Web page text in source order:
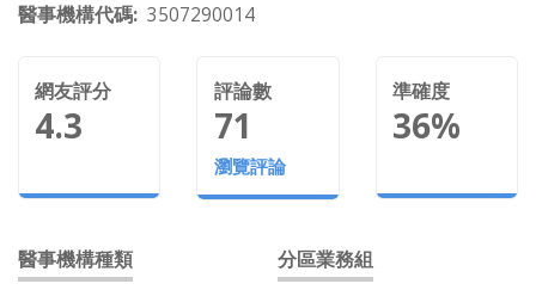
醫事機構代碼 3507290014
網友評分
4.3
評論數
71
瀏覽評論
準確度
36%
醫事機構種類
分區業務組